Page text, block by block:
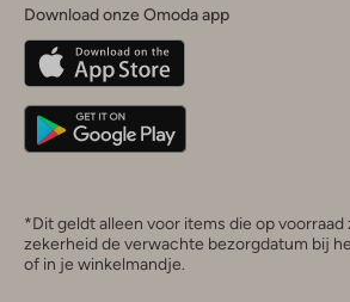
Belgique(Français)
Deutschland
Download onze Omoda app
*Dit geldt alleen voor items die op voorraad
zekerheid de verwachte bezorgdatum bij
of in je winkelmandje.